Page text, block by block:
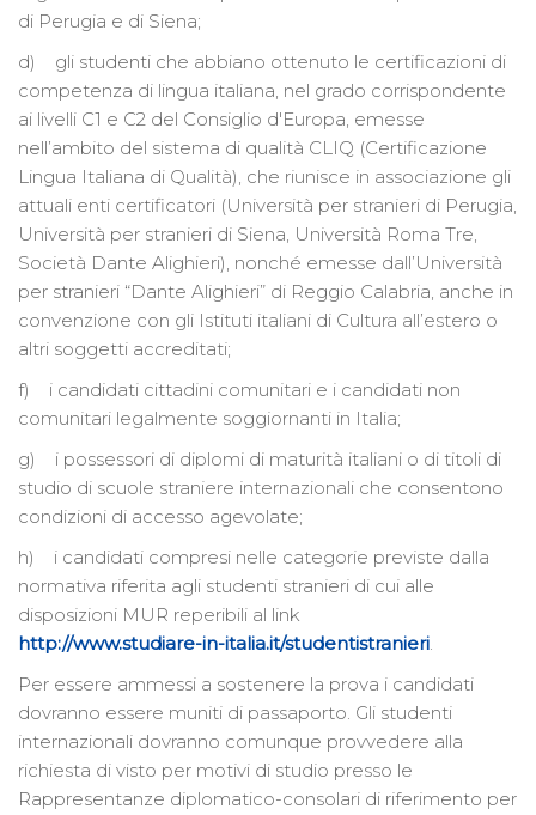
di Perugia e di Siena;
d) gli studenti che abbiano ottenuto le certificazioni di
competenza di lingua italiana, nel grado corrispondente
ai livelli C1 e C2 del Consiglio d'Europa, emesse
nell’ambito del sistema di qualità CLIQ (Certificazione
Lingua Italiana di Qualità), che riunisce in associazione gli
attuali enti certificatori (Università per stranieri di Perugia,
Università per stranieri di Siena, Università Roma Tre,
Società Dante Alighieri), nonché emesse dall’Università
per stranieri “Dante Alighieri” di Reggio Calabria, anche in
convenzione con gli Istituti italiani di Cultura all’estero o
altri soggetti accreditati;
f) i candidati cittadini comunitari e i candidati non
comunitari legalmente soggiornanti in Italia;
g) i possessori di diplomi di maturità italiani o di titoli di
studio di scuole straniere internazionali che consentono
condizioni di accesso agevolate;
h) i candidati compresi nelle categorie previste dalla
normativa riferita agli studenti stranieri di cui alle
disposizioni MUR reperibili al link
http://www.studiare-in-italia.it/studentistranieri.
Per essere ammessi a sostenere la prova i candidati
dovranno essere muniti di passaporto. Gli studenti
internazionali dovranno comunque provvedere alla
richiesta di visto per motivi di studio presso le
Rappresentanze diplomatico-consolari di riferimento per